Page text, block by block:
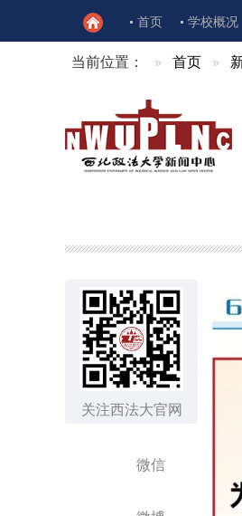
首页 学校概况
当前位置： 首页
关注西法大官网
微信